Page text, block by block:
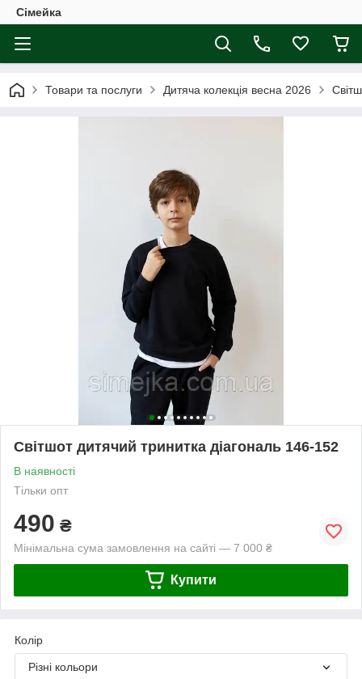
Сімейка
Товари та послуги Дитяча колекція весна 2026
Світшот дитячий тринитка діагональ 146-152
В наявності
Тільки опт
490 ₴
Мінімальна сума замовлення на сайті — 7 000 ₴
Купити
Колір
Різні кольори